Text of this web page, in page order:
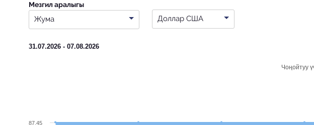
Мезгил аралыгы
Жума Доллар США
31.07.2026 - 07.08.2026
Чоңойтуу
87.45